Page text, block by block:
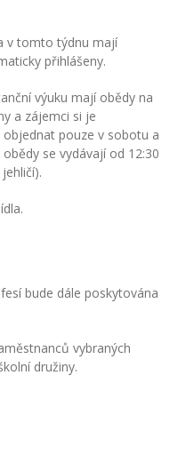
kroužky
v tomto týdnu mají
přihlášeny.
výuku mají obědy na
a zájemci si je
objednat pouze v sobotu a
se vydávají od 12:30
bude dále poskytována
vybraných
družiny.